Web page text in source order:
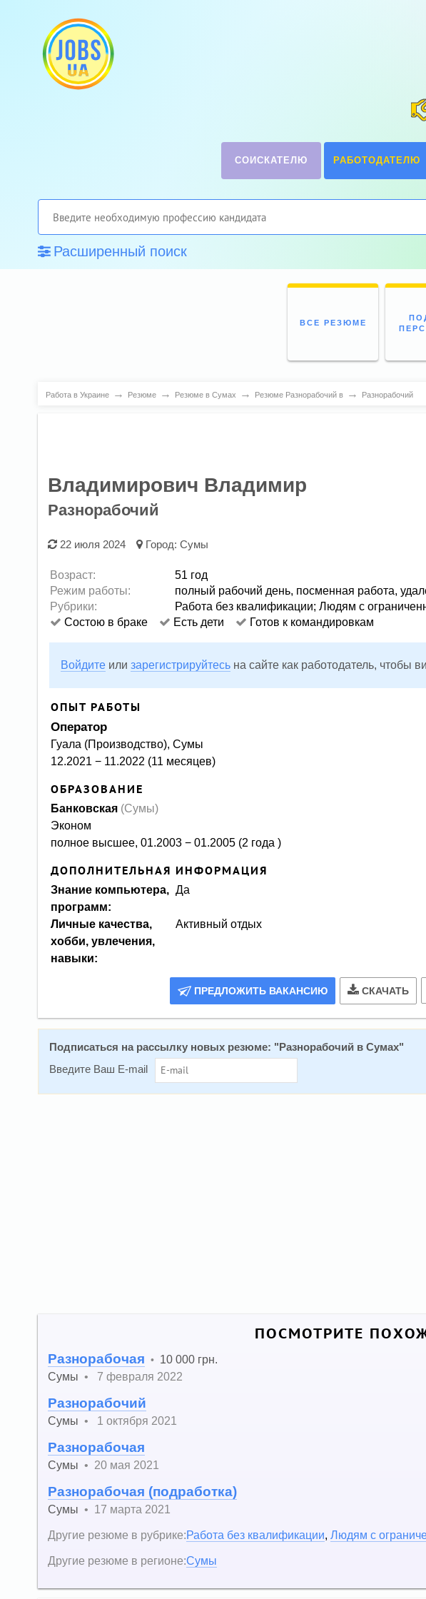
СОИСКАТЕЛЮ РАБОТОДАТЕЛЮ
Расширенный поиск
ВСЕ РЕЗЮМЕ
Работа в Украине → Резюме → Резюме в Сумах → Резюме Разнорабочий в → Разнорабочий
Владимирович Владимир
Разнорабочий
22 июля 2024 Город:Сумы
Возраст:
51 год
Режим работы:
полный рабочий день, посменная работа,
Рубрики:
Работа без квалификации; Людям с
Состою в браке
Есть дети Готов к командировкам
Войдите или зарегистрируйтесь на сайте как работодатель, чтобы
ОПЫТ РАБОТЫ
оператор
Гуала (Производство), Сумы
12.2021 − 11.2022 (11 месяцев)
ОБРАЗОВАНИЕ
Банковская(Сумы)
Эконом
полное высшее, 01.2003 − 01.2005 (2 года )
ДОПОЛНИТЕЛЬНАЯ ИНФОРМАЦИЯ
Знание компьютера,
программ:
Да
Личные качества,
хобби, увлечения,
навыки:
Активный отдых
ПРЕДЛОЖИТЬ ВАКАНСИЮ СКАЧАТЬ
Подписаться на рассылку новых резюме: "Разнорабочий в Сумах"
Введите Ваш E-mail
ПОСМОТРИТЕ
Разнорабочая • 10 000 грн.
Сумы • 7 февраля 2022
Разнорабочий
Сумы • 1 октября 2021
Разнорабочая
Сумы • 20 мая 2021
Разнорабочая (подработка)
Сумы • 17 марта 2021
Другие резюме в рубрике:Работа без квалификации Людям с
Другие резюме в регионе:Сумы